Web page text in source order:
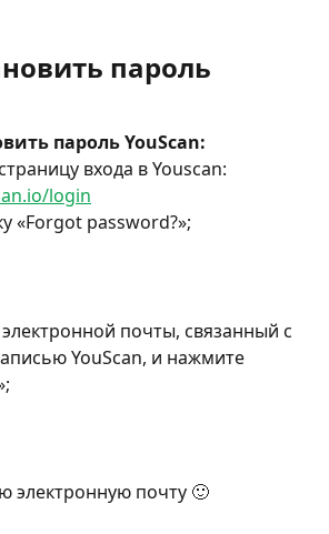
пароль
пароль YouScan:
входа в Youscan:
login
«Forgot password?»;
почты, связанный с
YouScan, и нажмите
электронную почту 🙂